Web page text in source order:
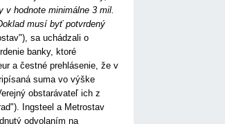
v hodnote minimálne 3 mil.
musí byť potvrdený
sa uchádzali o
banky, ktoré
a čestné prehlásenie, že v
suma vo výške
obstarávateľ ich z
Ingsteel a Metrostav
odvolaním na